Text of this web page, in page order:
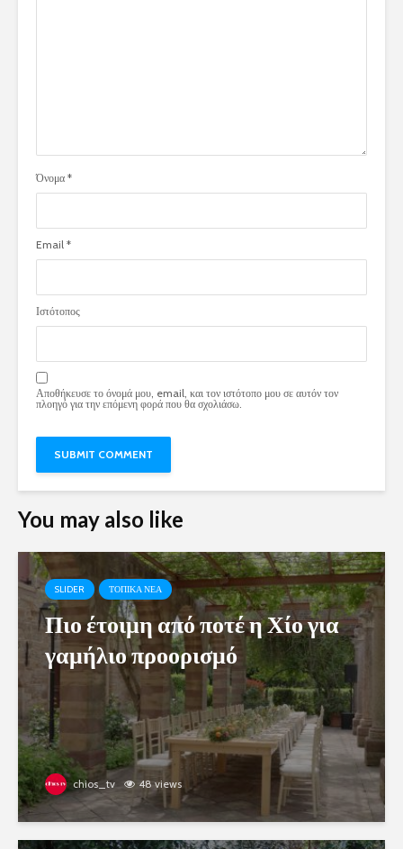
Όνομα *
Email *
Ιστότοπος
Αποθήκευσε το όνομά μου, email, και τον ιστότοπο μου σε αυτόν τον
πλοηγό για την επόμενη φορά που θα σχολιάσω.
You may also like
SLIDER ΤΟΠΙΚΑ ΝΕΑ
Πιο έτοιμη από ποτέ η Χίο για
γαμήλιο προορισμό
chios_tv 48 views